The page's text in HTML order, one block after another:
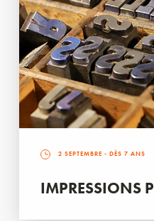
2 SEPTEMBRE - DÈS 7 ANS
IMPRESSIONS